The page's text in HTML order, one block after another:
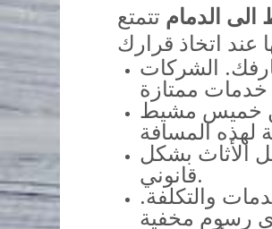
الدمام تتمتع
الشركات
خميس مشيط
الأثاث بشكل
قانوني.
والتكلفة.